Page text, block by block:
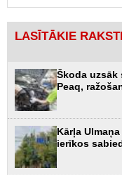
LASĪTĀKIE RAKSTI
Škoda uzsāk
Peaq,
Kārļa
ierīkos